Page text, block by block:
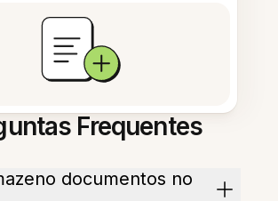
Frequentes
documentos no